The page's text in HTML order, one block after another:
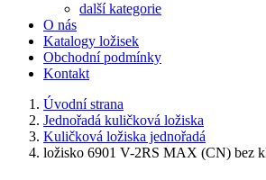
další kategorie
O nás
Katalogy ložisek
Obchodní podmínky
Kontakt
Úvodní strana
Jednořadá kuličková ložiska
Kuličková ložiska jednořadá
ložisko 6901 V-2RS MAX (CN) bez